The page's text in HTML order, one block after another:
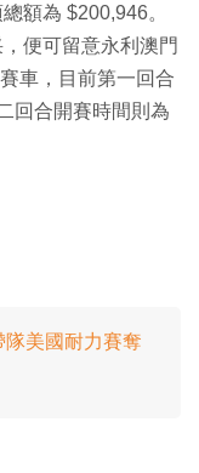
額為 $200,946。
便可留意永利澳門
車，目前第一回合
回合開賽時間則為
美國耐力賽奪